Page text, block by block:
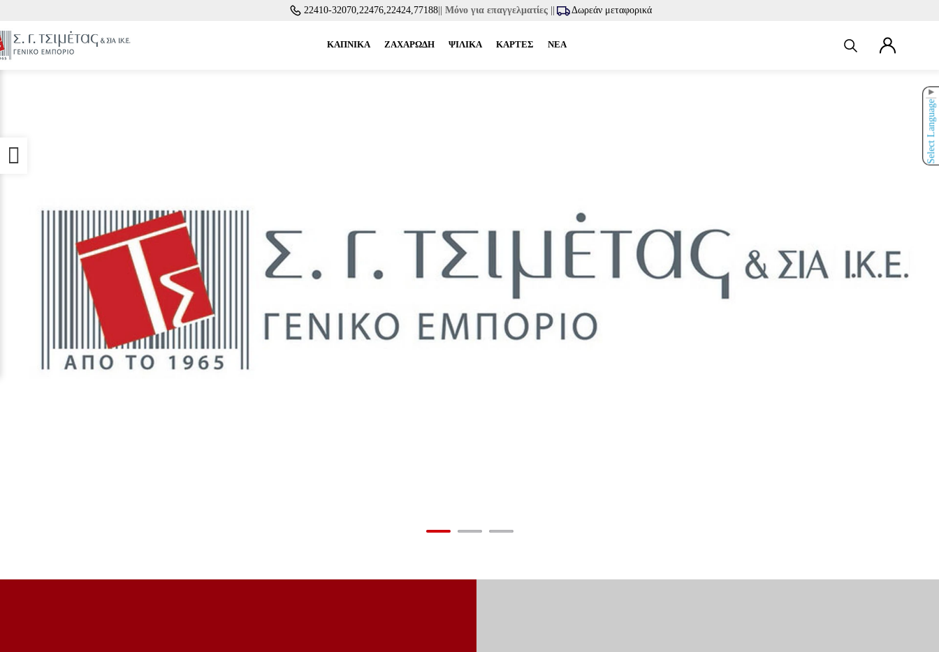
Select Language
▼
22410-32070,22476,22424,77188 || Μόνο για επαγγελματίες || Δωρεάν μεταφορικά
ΚΑΠΝΙΚΑ ΖΑΧΑΡΩΔΗ ΨΙΛΙΚΑ ΚΑΡΤΕΣ ΝΕΑ
Προσβασιμότητα